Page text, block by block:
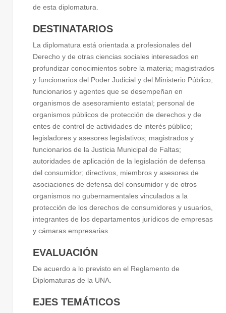
de esta diplomatura.
DESTINATARIOS
La diplomatura está orientada a profesionales del
Derecho y de otras ciencias sociales interesados en
profundizar conocimientos sobre la materia; magistrados
y funcionarios del Poder Judicial y del Ministerio Público;
funcionarios y agentes que se desempeñan en
organismos de asesoramiento estatal; personal de
organismos públicos de protección de derechos y de
entes de control de actividades de interés público;
legisladores y asesores legislativos; magistrados y
funcionarios de la Justicia Municipal de Faltas;
autoridades de aplicación de la legislación de defensa
del consumidor; directivos, miembros y asesores de
asociaciones de defensa del consumidor y de otros
organismos no gubernamentales vinculados a la
protección de los derechos de consumidores y usuarios,
integrantes de los departamentos jurídicos de empresas
y cámaras empresarias.
EVALUACIÓN
De acuerdo a lo previsto en el Reglamento de
Diplomaturas de la UNA.
EJES TEMÁTICOS